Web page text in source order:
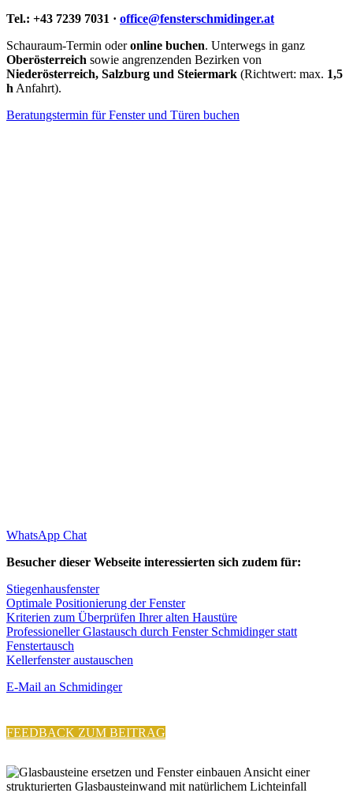
Tel.: +43 7239 7031 · office@fensterschmidinger.at
Schauraum-Termin oderonline buchen. Unterwegs in ganz
Oberösterreich sowie angrenzenden Bezirken von
Niederösterreich, Salzburg und Steiermark (Richtwert: max. 1,5
h Anfahrt).
Beratungstermin für Fenster und Türen buchen
WhatsApp Chat
Besucher dieser Webseite interessierten sich zudem für:
Stiegenhausfenster
Optimale Positionierung der Fenster
Kriterien zum Überprüfen Ihrer alten Haustüre
Professioneller Glastausch durch Fenster Schmidinger statt
Fenstertausch
Kellerfenster austauschen
E-Mail an Schmidinger
FEEDBACK ZUM BEITRAG